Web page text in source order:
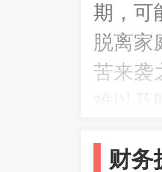
期，可
脱离家
苦来袭
漫长
财务